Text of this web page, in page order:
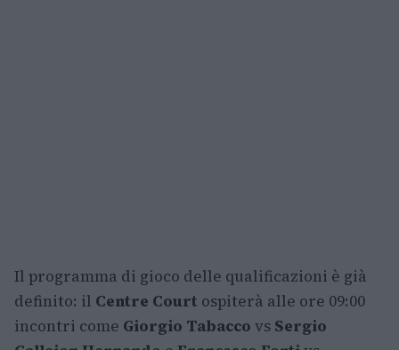
Il programma di gioco delle qualificazioni è già
definito: il Centre Court ospiterà alle ore 09:00
incontri come Giorgio Tabacco vs Sergio